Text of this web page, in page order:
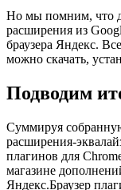
Но мы помним, что
расширения из
браузера Яндекс.
можно скачать,
Подводим
Суммируя
расширения-
плагинов для
магазине
Яндекс.Браузер